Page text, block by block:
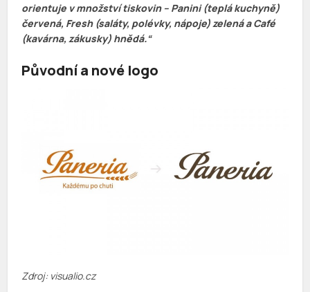
orientuje v množství tiskovin – Panini (teplá kuchyně)
červená, Fresh (saláty, polévky, nápoje) zelená a Café
(kavárna, zákusky) hnědá.“
Původní a nové logo
Zdroj: visualio.cz